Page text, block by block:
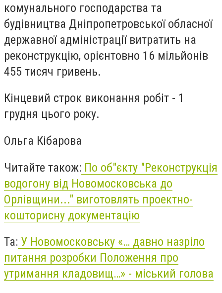
комунального господарства та
будівництва Дніпропетровської обласної
державної адміністрації витратить на
реконструкцію, орієнтовно 16 мільйонів
455 тисяч гривень.
Кінцевий строк виконання робіт - 1
грудня цього року.
Ольга Кібарова
Читайте також: По об"єкту "Реконструкція
водогону від Новомосковська до
Орлівщини..." виготовлять проектно-
кошторисну документацію
Та: У Новомосковську «… давно назріло
питання розробки Положення про
утримання кладовищ…» - міський голова